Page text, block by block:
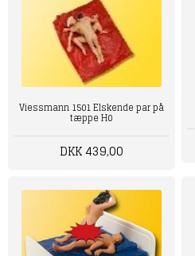
Viessmann 1501 Elskende par på
tæppe H0
DKK 439,00